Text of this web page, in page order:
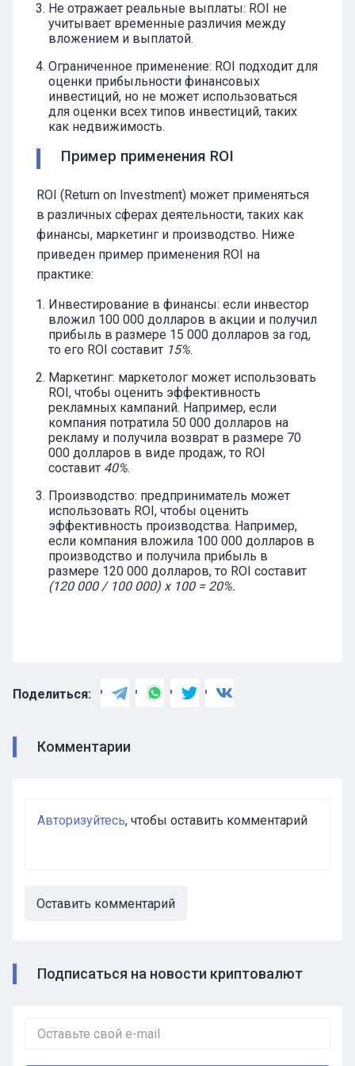
Не отражает реальные выплаты: ROI не
учитывает временные различия между
вложением и выплатой.
Ограниченное применение: ROI подходит для
оценки прибыльности финансовых
инвестиций, но не может использоваться
для оценки всех типов инвестиций, таких
как недвижимость.
Пример применения ROI
ROI (Return on Investment) может применяться
в различных сферах деятельности, таких как
финансы, маркетинг и производство. Ниже
приведен пример применения ROI на
практике:
Инвестирование в финансы: если инвестор
вложил 100 000 долларов в акции и получил
прибыль в размере 15 000 долларов за год,
то его ROI составит 15%.
Маркетинг: маркетолог может использовать
ROI, чтобы оценить эффективность
рекламных кампаний. Например, если
компания потратила 50 000 долларов на
рекламу и получила возврат в размере 70
000 долларов в виде продаж, то ROI
составит 40%.
Производство: предприниматель может
использовать ROI, чтобы оценить
эффективность производства. Например,
если компания вложила 100 000 долларов в
производство и получила прибыль в
размере 120 000 долларов, то ROI составит
(120 000 / 100 000) x 100 = 20%.
Поделиться:
Комментарии
Авторизуйтесь, чтобы оставить комментарий
Оставить комментарий
Подписаться на новости криптовалют